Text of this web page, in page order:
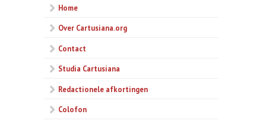
Home
Over Cartusiana.org
Contact
Studia Cartusiana
Redactionele afkortingen
Colofon